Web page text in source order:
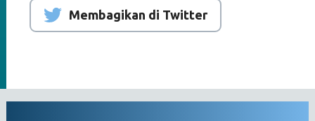
Membagikan di Twitter